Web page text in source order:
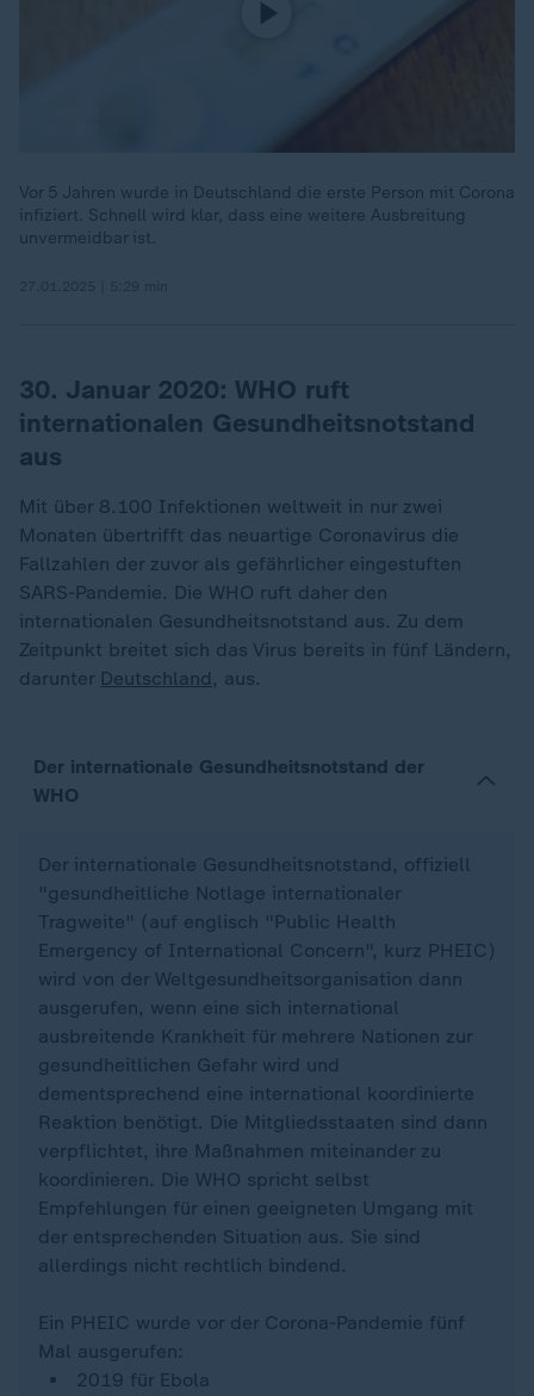
Vor 5 Jahren wurde in Deutschland die erste Person mit Corona
infiziert. Schnell wird klar, dass eine weitere Ausbreitung
unvermeidbar ist.
30. Januar 2020: WHO ruft
internationalen Gesundheitsnotstand
aus
Mit über 8.100 Infektionen weltweit in nur zwei
Monaten übertrifft das neuartige Coronavirus die
Fallzahlen der zuvor als gefährlicher eingestuften
SARS-Pandemie. Die WHO ruft daher den
internationalen Gesundheitsnotstand aus. Zu dem
Zeitpunkt breitet sich das Virus bereits in fünf Ländern,
darunter Deutschland , aus.
Der internationale Gesundheitsnotstand der
WHO
Der internationale Gesundheitsnotstand, offiziell
"gesundheitliche Notlage internationaler
Tragweite" (auf englisch "Public Health
Emergency of International Concern", kurz PHEIC)
wird von der Weltgesundheitsorganisation dann
ausgerufen, wenn eine sich international
ausbreitende Krankheit für mehrere Nationen zur
gesundheitlichen Gefahr wird und
dementsprechend eine international koordinierte
Reaktion benötigt. Die Mitgliedsstaaten sind dann
verpflichtet, ihre Maßnahmen miteinander zu
koordinieren. Die WHO spricht selbst
Empfehlungen für einen geeigneten Umgang mit
der entsprechenden Situation aus. Sie sind
allerdings nicht rechtlich bindend.
Ein PHEIC wurde vor der Corona-Pandemie fünf
Mal ausgerufen:
2019 für Ebola